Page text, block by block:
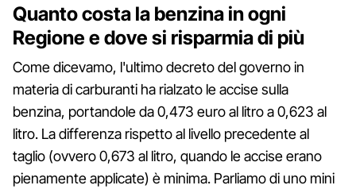
Quanto costa la benzina in ogni
Regione e dove si risparmia di più
Come dicevamo, l'ultimo decreto del governo in
materia di carburanti ha rialzato le accise sulla
benzina, portandole da 0,473 euro al litro a 0,623 al
litro. La differenza rispetto al livello precedente al
taglio (ovvero 0,673 al litro, quando le accise erano
pienamente applicate) è minima. Parliamo di uno mini